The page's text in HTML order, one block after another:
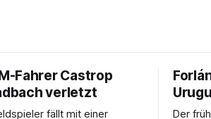
Fahrer Castrop
verletzt
fällt mit einer
Der